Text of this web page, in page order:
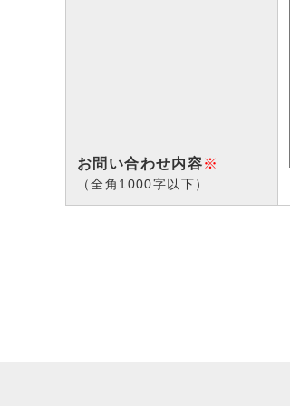
お問い合わせ内容※
（全角1000字以下）